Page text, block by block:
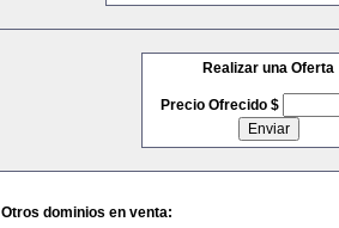
Realizar una Oferta
Precio Ofrecido $
Otros dominios en venta: